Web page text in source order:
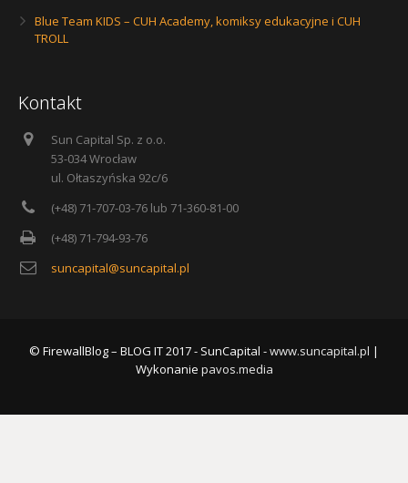
Blue Team KIDS – CUH Academy, komiksy edukacyjne i CUH
TROLL
Kontakt
Sun Capital Sp. z o.o.
53-034 Wrocław
ul. Ołtaszyńska 92c/6
(+48) 71-707-03-76 lub 71-360-81-00
(+48) 71-794-93-76
suncapital@suncapital.pl
© FirewallBlog – BLOG IT 2017 - SunCapital -www.suncapital.pl |
Wykonanie pavos.media